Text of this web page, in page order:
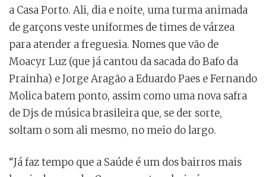
a Casa Porto. Ali, dia e noite, uma turma animada
de garçons veste uniformes de times de várzea
para atender a freguesia. Nomes que vão de
Moacyr Luz (que já cantou da sacada do Bafo da
Prainha) e Jorge Aragão a Eduardo Paes e Fernando
Molica batem ponto, assim como uma nova safra
de Djs de música brasileira que, se der sorte,
soltam o som ali mesmo, no meio do largo.
“Já faz tempo que a Saúde é um dos bairros mais